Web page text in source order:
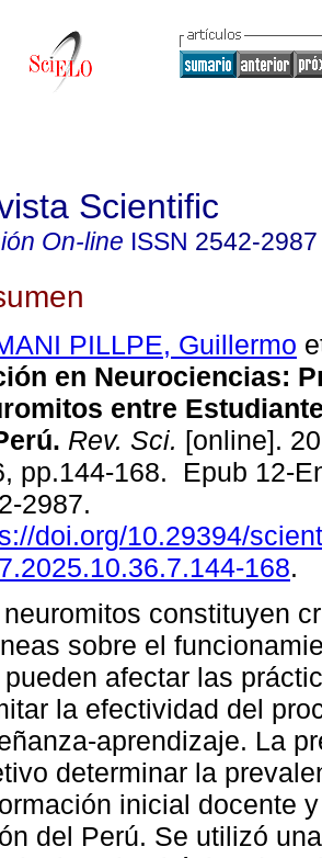
Scientific
On-line ISSN 2542-2987
PILLPE, Guillermo
en Neurociencias:
entre
Rev. Sci. [online].
pp.144-168. Epub 12-
2987.
doi.org/10.29394/
168.
constituyen
sobre el
pueden afectar las
la efectividad del
aprendizaje. La
determinar la
inicial docente
del Perú. Se utilizó